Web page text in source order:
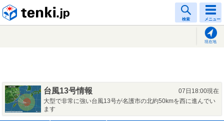
検索 メニュー
現在地
台風13号情報
07日18:00現在
大型で非常に強い台風13号が名護市の北約50kmを西に進んでい
ます